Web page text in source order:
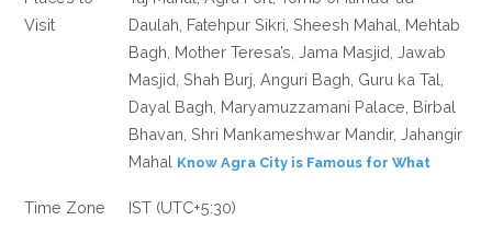
Visit
Daulah, Fatehpur Sikri, Sheesh Mahal, Mehtab
Bagh, Mother Teresa’s, Jama Masjid, Jawab
Masjid, Shah Burj, Anguri Bagh, Guru ka Tal,
Dayal Bagh, Maryamuzzamani Palace, Birbal
Bhavan, Shri Mankameshwar Mandir, Jahangir
Mahal Know Agra City is Famous for What
Time Zone IST (UTC+5:30)